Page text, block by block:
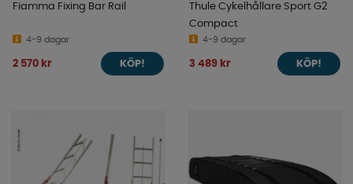
Fiamma Fixing Bar Rail
4-9 dagar
2 570 kr KÖP!
Thule Cykelhållare Sport G2
Compact
4-9 dagar
3 489 kr KÖP!